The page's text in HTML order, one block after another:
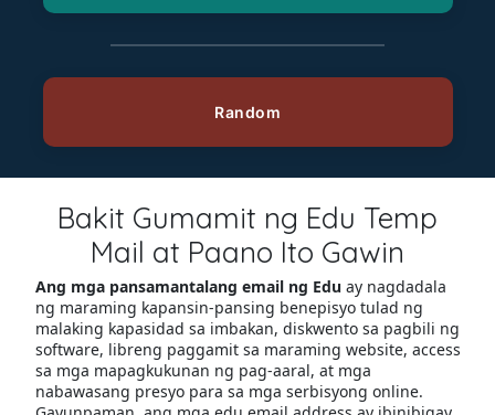
Bakit Gumamit ng Edu Temp
Mail at Paano Ito Gawin
Ang mga pansamantalang email ng Eduay nagdadala
ng maraming kapansin-pansing benepisyo tulad ng
malaking kapasidad sa imbakan, diskwento sa pagbili ng
software, libreng paggamit sa maraming website, access
sa mga mapagkukunan ng pag-aaral, at mga
nabawasang presyo para sa mga serbisyong online.